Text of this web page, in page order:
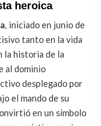
heroica
, iniciado en junio de
tanto en la vida
la historia de la
al dominio
desplegado por
el mando de su
en un símbolo